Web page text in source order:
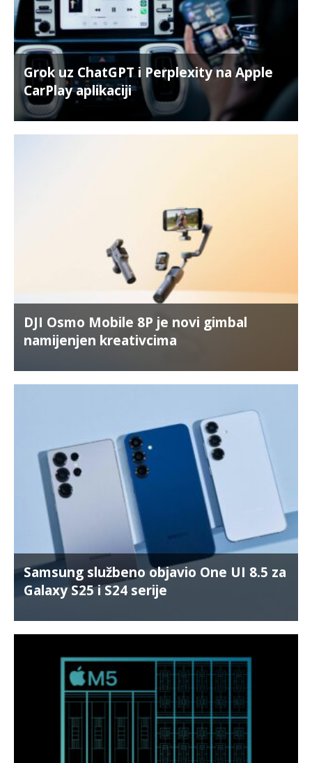
Grok uz ChatGPT i Perplexity na Apple
CarPlay aplikaciji
DJI Osmo Mobile 8P je novi gimbal
namijenjen kreativcima
Samsung službeno objavio One UI 8.5 za
Galaxy S25 i S24 serije